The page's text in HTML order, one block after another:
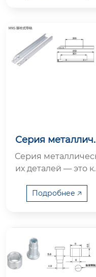
Серия
Серия
их деталей — это
конструктивные со
путствующие комп
Подробнее 🡥